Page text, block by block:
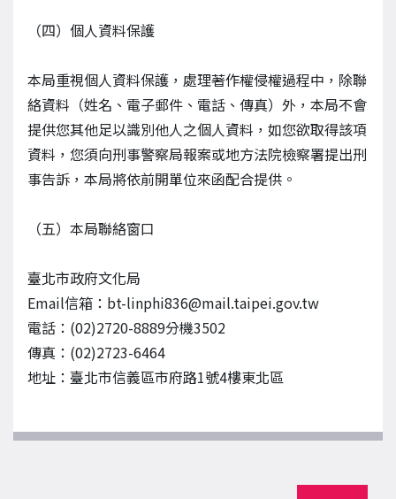
（四）個人資料保護
本局重視個人資料保護，處理著作權侵權過程中，除聯
絡資料（姓名、電子郵件、電話、傳真）外，本局不會
提供您其他足以識別他人之個人資料，如您欲取得該項
資料，您須向刑事警察局報案或地方法院檢察署提出刑
事告訴，本局將依前開單位來函配合提供。
（五）本局聯絡窗口
臺北市政府文化局
Email信箱：bt-linphi836@mail.taipei.gov.tw
電話：(02)2720-8889分機3502
傳真：(02)2723-6464
地址：臺北市信義區市府路1號4樓東北區